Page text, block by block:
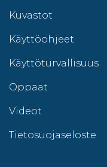
Kuvastot
Käyttöohjeet
Käyttöturvallisuus
Oppaat
Videot
Tietosuojaseloste